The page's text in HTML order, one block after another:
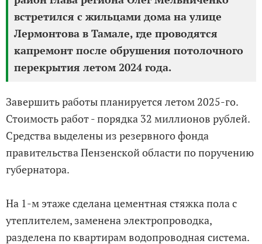
встретился с жильцами дома на улице
Лермонтова в Тамале, где проводятся
капремонт после обрушения потолочного
перекрытия летом 2024 года.
Завершить работы планируется летом 2025-го.
Стоимость работ - порядка 32 миллионов рублей.
Средства выделены из резервного фонда
правительства Пензенской области по поручению
губернатора.
На 1-м этаже сделана цементная стяжка пола с
утеплителем, заменена электропроводка,
разделена по квартирам водопроводная система.